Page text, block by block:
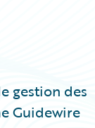
gestion des
Guidewire